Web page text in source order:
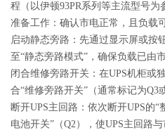
程（以伊顿93PR系列等主流型号为
准备工作‌：确认市电正常，且负载
启动静态旁路‌：先通过显示屏或按
至“静态旁路模式”，确保负载已由
闭合维修旁路开关‌：在UPS机柜或
合“维修旁路开关”（通常标记为Q3
断开UPS主回路‌：依次断开UPS的
电池开关”（Q2），使UPS主回路